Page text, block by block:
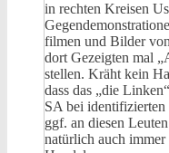
in rechten Kreisen
filmen und Bilder
dort Gezeigten mal
stellen. Kräht kein
dass das „die
SA bei identifizierten
ggf. an diesen
natürlich auch